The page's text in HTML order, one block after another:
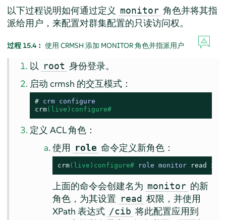
以下过程说明如何通过定义 monitor 角色并将其指
派给用户，来配置对群集配置的只读访问权。
过程 15.4︰ 使用 CRMSH 添加 MONITOR 角色并指派用户
以 root 身份登录。
启动 crmsh 的交互模式：
# crm configure
crm(live)configure#
定义 ACL 角色：
使用 role 命令定义新角色：
crm(live)configure# role monitor read
上面的命令会创建名为 monitor 的新
角色，为其设置 read 权限，并使用
XPath 表达式 /cib 将此配置应用到